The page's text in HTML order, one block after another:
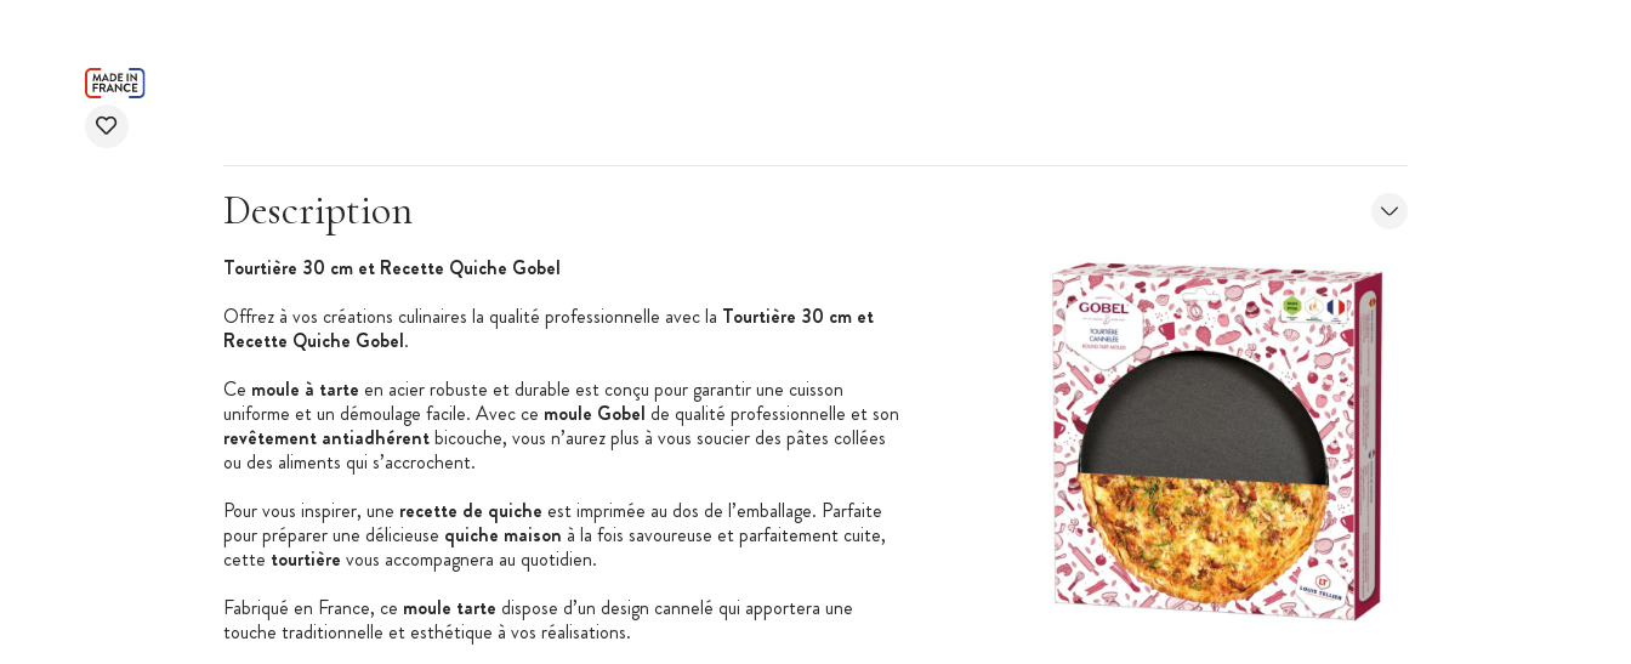
Description
Tourtière 30 cm et Recette Quiche Gobel
Offrez à vos créations culinaires la qualité professionnelle avec la Tourtière 30 cm et
Recette Quiche Gobel.
Ce moule à tarte en acier robuste et durable est conçu pour garantir une cuisson
uniforme et un démoulage facile. Avec ce moule Gobel de qualité professionnelle et son
revêtement antiadhérentbicouche, vous n’aurez plus à vous soucier des pâtes collées
ou des aliments qui s’accrochent.
Pour vous inspirer, une recette de quiche est imprimée au dos de l’emballage. Parfaite
pour préparer une délicieuse quiche maison à la fois savoureuse et parfaitement cuite,
cette tourtière vous accompagnera au quotidien.
Fabriqué en France, ce moule tarte dispose d’un design cannelé qui apportera une
touche traditionnelle et esthétique à vos réalisations.